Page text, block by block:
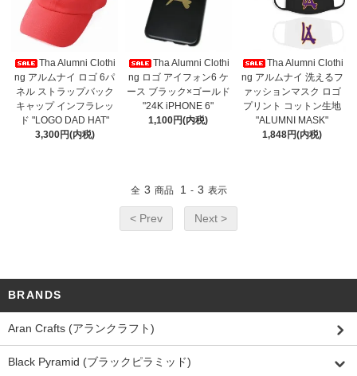
Tha Alumni Clothi
ng アルムナイ ロゴ 6パ
ネル ストラップバック
キャップ インフラレッ
ド "LOGO DAD HAT"
3,300円(内税)
Tha Alumni Clothi
ng ロゴ アイフォン6 ケ
ース ブラック×ゴールド
"24K iPHONE 6"
1,100円(内税)
Tha Alumni Clothi
ng アルムナイ 洗えるフ
ァッションマスク ロゴ
プリント コットン生地
"ALUMNI MASK"
1,848円(内税)
全 3 商品 1 - 3 表示
< Prev Next >
BRANDS
Aran Crafts (アランクラフト)
Black Pyramid (ブラックピラミッド)